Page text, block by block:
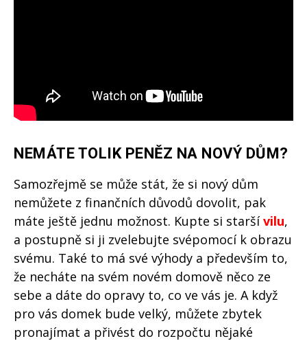
NEMÁTE TOLIK PENĚZ NA NOVÝ DŮM?
Samozřejmě se může stát, že si nový dům
nemůžete z finančních důvodů dovolit, pak
máte ještě jednu možnost. Kupte si staršívilu,
a postupně si ji zvelebujte svépomocí k obrazu
svému. Také to má své výhody a především to,
že necháte na svém novém domově něco ze
sebe a dáte do opravy to, co ve vás je. A když
pro vás domek bude velký, můžete zbytek
pronajímat a přivést do rozpočtu nějaké